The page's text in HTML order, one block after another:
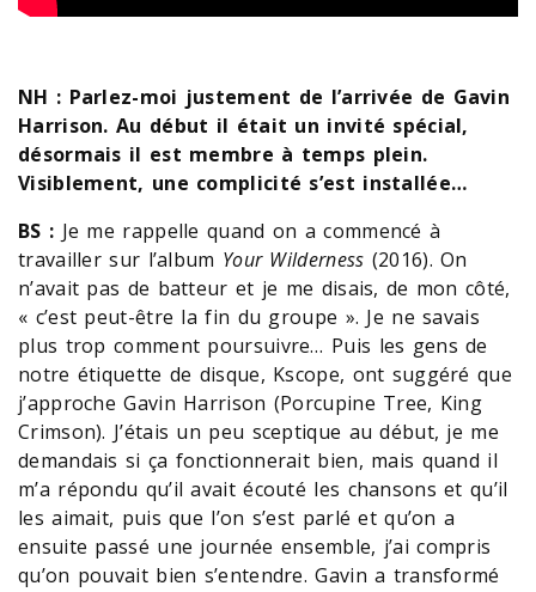
NH : Parlez-moi justement de l’arrivée de Gavin
Harrison. Au début il était un invité spécial,
désormais il est membre à temps plein.
Visiblement, une complicité s’est installée…
BS : Je me rappelle quand on a commencé à
travailler sur l’album Your Wilderness (2016). On
n’avait pas de batteur et je me disais, de mon côté,
« c’est peut-être la fin du groupe ». Je ne savais
plus trop comment poursuivre… Puis les gens de
notre étiquette de disque, Kscope, ont suggéré que
j’approche Gavin Harrison (Porcupine Tree, King
Crimson). J’étais un peu sceptique au début, je me
demandais si ça fonctionnerait bien, mais quand il
m’a répondu qu’il avait écouté les chansons et qu’il
les aimait, puis que l’on s’est parlé et qu’on a
ensuite passé une journée ensemble, j’ai compris
qu’on pouvait bien s’entendre. Gavin a transformé